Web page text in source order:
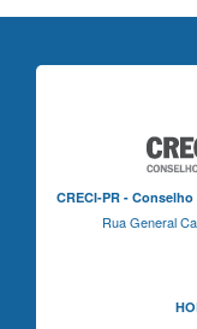
CRECI-PR -
Rua General